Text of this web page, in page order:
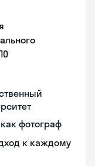
фотограф
к каждому